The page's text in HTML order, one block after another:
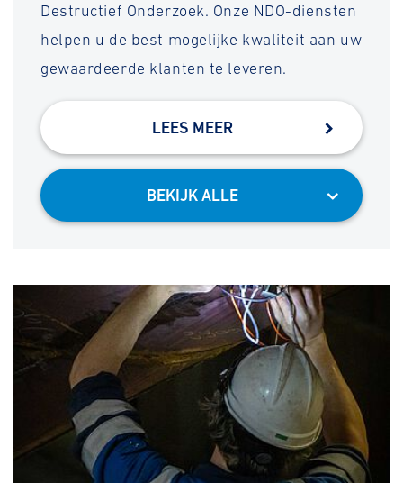
Destructief Onderzoek. Onze NDO-diensten
helpen u de best mogelijke kwaliteit aan uw
gewaardeerde klanten te leveren.
BEKIJK ALLE
LEES MEER